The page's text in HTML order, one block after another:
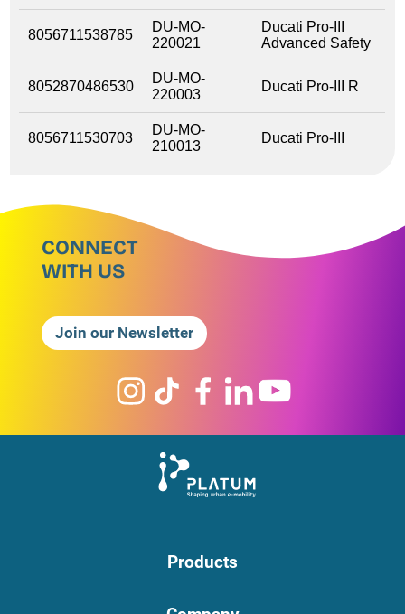
8056711538785
DU-MO-
220021
Ducati Pro-III
Advanced Safety
8052870486530
DU-MO-
220003
Ducati Pro-III R
8056711530703
DU-MO-
210013
Ducati Pro-III
CONNECT
WITH US
Join our Newsletter
Products